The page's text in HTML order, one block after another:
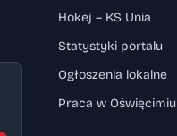
Hokej – KS Unia
Statystyki portalu
Ogłoszenia lokalne
Praca w Oświęcimiu